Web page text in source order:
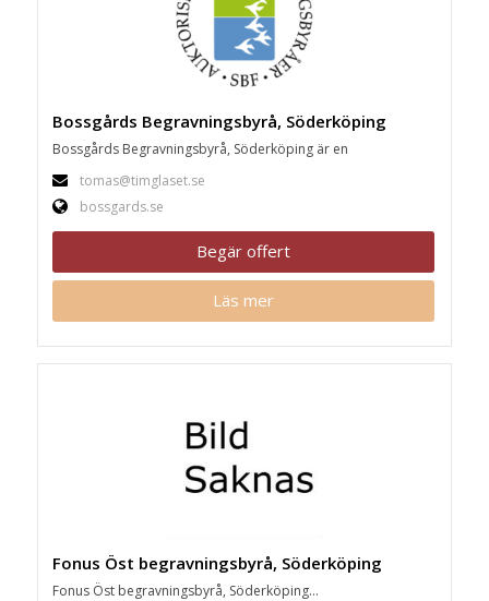
Bossgårds Begravningsbyrå, Söderköping
Bossgårds Begravningsbyrå, Söderköping är en
tomas@timglaset.se
bossgards.se
Begär offert
Läs mer
Fonus Öst begravningsbyrå, Söderköping
Fonus Öst begravningsbyrå, Söderköping...